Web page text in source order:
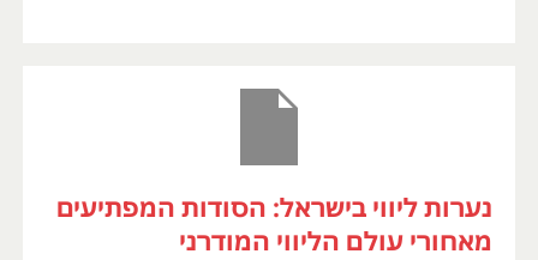
נערות ליווי בישראל: הסודות המפתיעים
מאחורי עולם הליווי המודרני